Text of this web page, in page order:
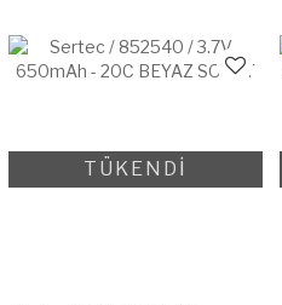
TÜKENDİ